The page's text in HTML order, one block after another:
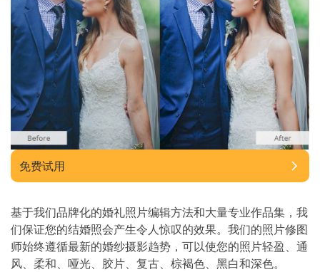
免费试用
基于我们品牌化的婚礼照片编辑方法和大量专业作品集，我
们保证您的结婚照会产生令人惊叹的效果。我们的照片修图
师始终遵循最新的婚纱摄影趋势，可以使您的照片轻盈、通
风、柔和、哑光、胶片、复古、棕褐色、黑白和深色。